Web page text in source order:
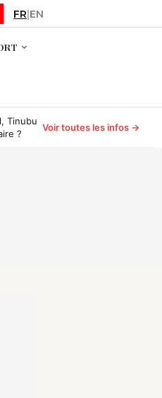
FR|EN
Tinubu
?
Voir toutes les infos →